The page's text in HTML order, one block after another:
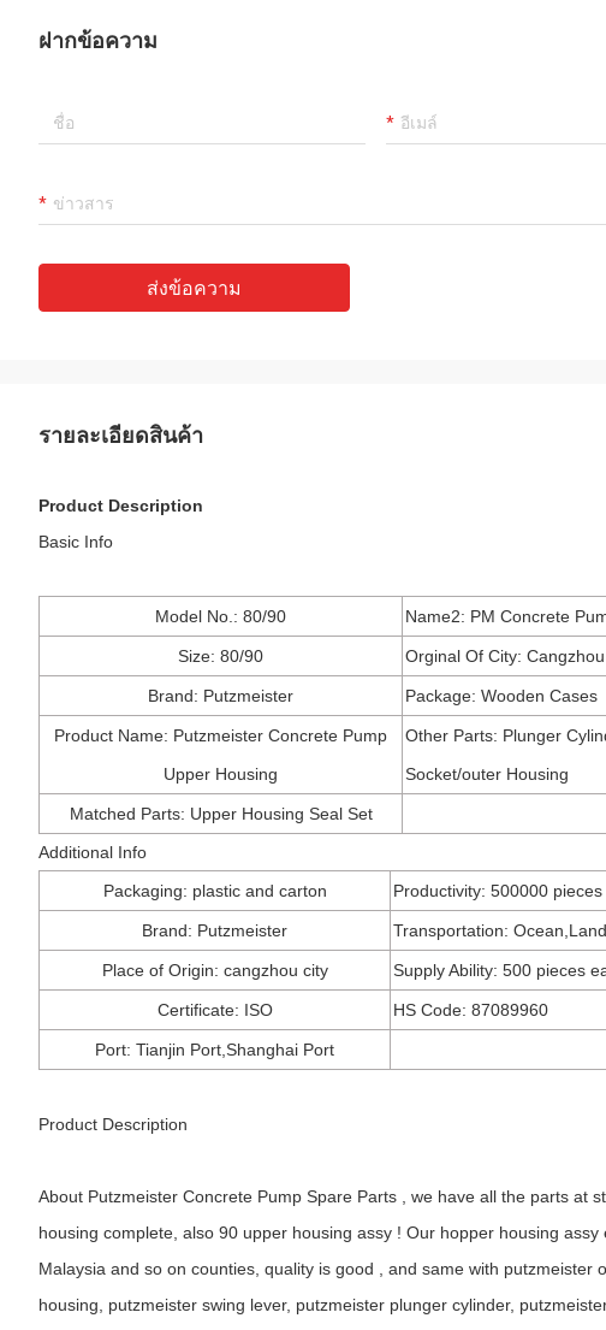
ฝากข้อความ
ส่งข้อความ
รายละเอียดสินค้า
Product Description
Basic Info
Model No.: 80/90 Name2: PM Concrete
Size: 80/90 Orginal Of City: Cangzhou
Brand: Putzmeister Package: Wooden Cases
Product Name: Putzmeister Concrete Pump
Upper Housing
Other Parts: Plunger
Socket/outer Housing
Matched Parts: Upper Housing Seal Set
Additional Info
Packaging: plastic and carton
Productivity: 500000
Brand: Putzmeister Transportation:
Place of Origin: cangzhou city Supply Ability: 500 pieces
Certificate: ISO HS Code: 87089960
Port: Tianjin Port,Shanghai Port
Product Description
About Putzmeister Concrete Pump Spare Parts , we have all the parts at
housing complete, also 90 upper housing assy ! Our hopper housing
Malaysia and so on counties, quality is good , and same with
housing, putzmeister swing lever, putzmeister plunger cylinder,